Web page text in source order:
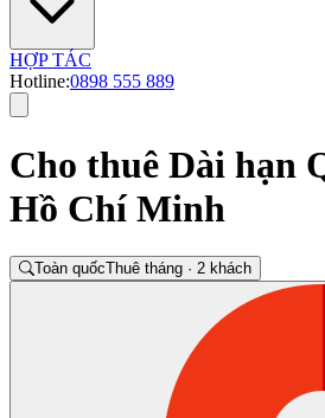
HỢP TÁC
Hotline:0898 555 889
Cho thuê Dài hạn
Hồ Chí Minh
Toàn quốcThuê tháng · 2 khách